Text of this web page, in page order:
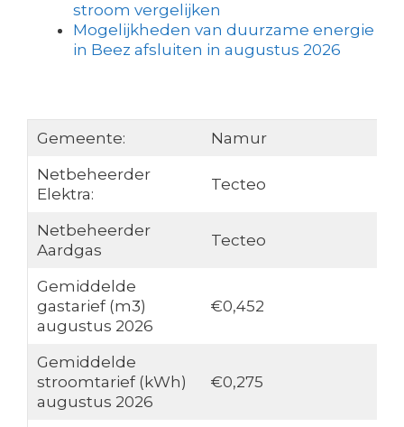
stroom vergelijken
Mogelijkheden van duurzame energie
in Beez afsluiten in augustus 2026
Gemeente:
Namur
Netbeheerder
Elektra:
Tecteo
Netbeheerder
Aardgas
Tecteo
Gemiddelde
gastarief (m3)
augustus 2026
€0,452
Gemiddelde
stroomtarief (kWh)
augustus 2026
€0,275